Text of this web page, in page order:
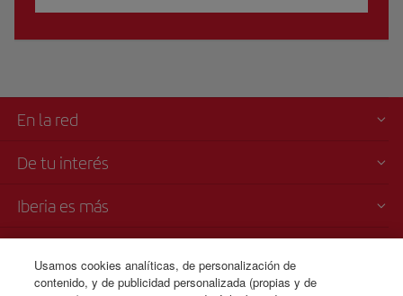
En la red
De tu interés
Iberia es más
Usamos cookies analíticas, de personalización de
contenido, y de publicidad personalizada (propias y de